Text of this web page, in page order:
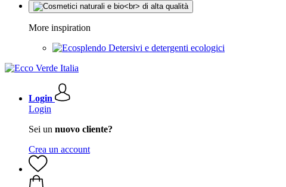
More inspiration
Detersivi e detergenti ecologici
Login
Login
Sei un nuovo cliente?
Crea un account